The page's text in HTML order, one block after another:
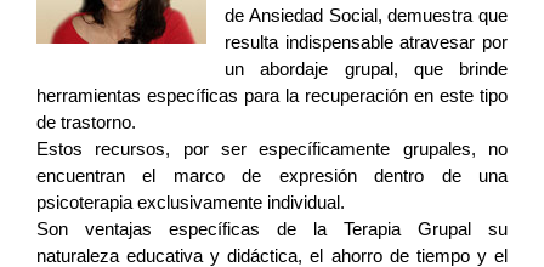
de Ansiedad Social, demuestra que
resulta indispensable atravesar por
un abordaje grupal, que brinde
herramientas específicas para la recuperación en este tipo
de trastorno.
Estos recursos, por ser específicamente grupales, no
encuentran el marco de expresión dentro de una
psicoterapia exclusivamente individual.
Son ventajas específicas de la Terapia Grupal su
naturaleza educativa y didáctica, el ahorro de tiempo y el